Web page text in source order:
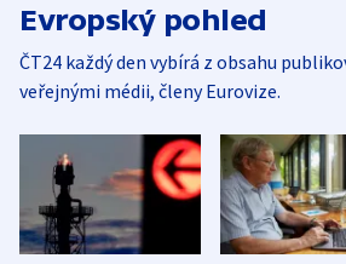
Evropský pohled
ČT24 každý den vybírá z obsahu
veřejnými médii, členy Eurovize.